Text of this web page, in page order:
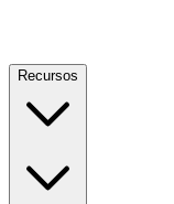
Recursos